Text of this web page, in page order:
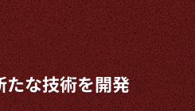
たな技術を開発